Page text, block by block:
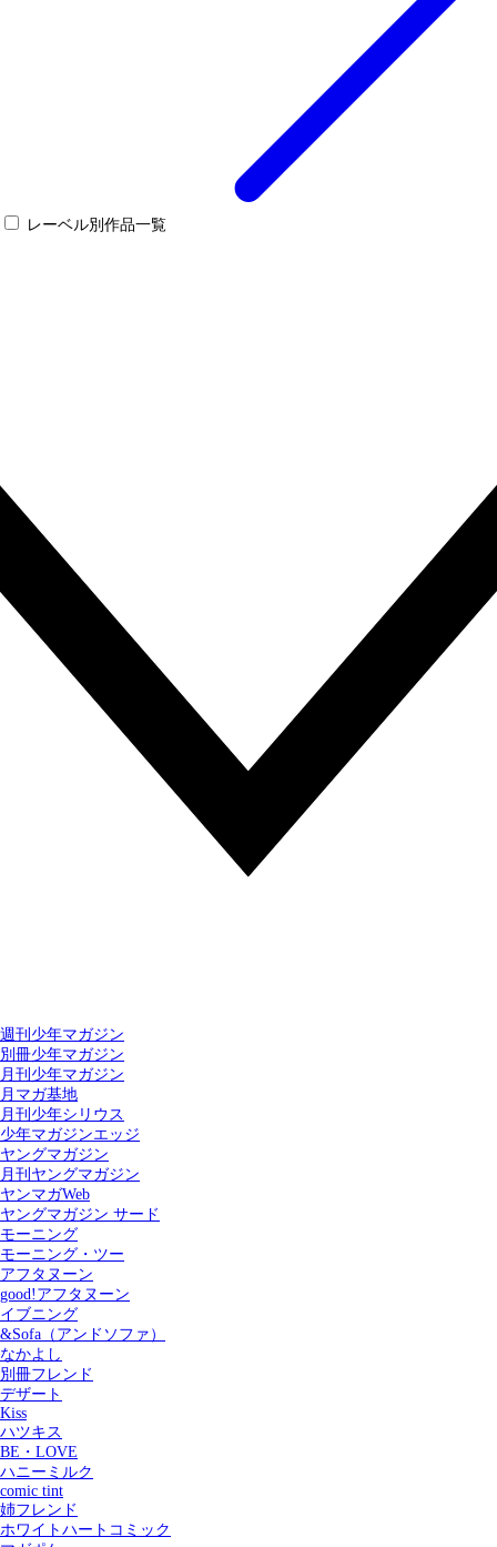
レーベル別作品一覧
週刊少年マガジン
別冊少年マガジン
月刊少年マガジン
月マガ基地
月刊少年シリウス
少年マガジンエッジ
ヤングマガジン
月刊ヤングマガジン
ヤンマガWeb
ヤングマガジン サード
モーニング
モーニング・ツー
アフタヌーン
good!アフタヌーン
イブニング
&Sofa（アンドソファ）
なかよし
別冊フレンド
デザート
Kiss
ハツキス
BE・LOVE
ハニーミルク
comic tint
姉フレンド
ホワイトハートコミック